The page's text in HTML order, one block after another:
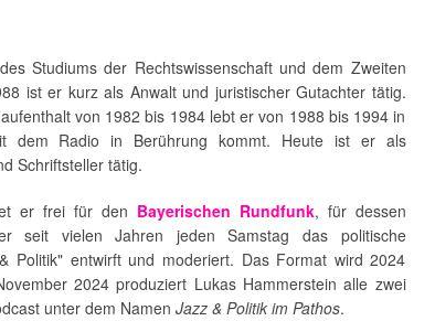
Studiums der Rechtswissenschaft und dem Zweiten
ist er kurz als Anwalt und juristischer Gutachter tätig.
von 1982 bis 1984 lebt er von 1988 bis 1994 in
dem Radio in Berührung kommt. Heute ist er als
Schriftsteller tätig.
er frei für den Bayerischen Rundfunk, für dessen
seit vielen Jahren jeden Samstag das politische
Politik" entwirft und moderiert. Das Format wird 2024
2024 produziert Lukas Hammerstein alle zwei
unter dem Namen Jazz & Politik im Pathos.